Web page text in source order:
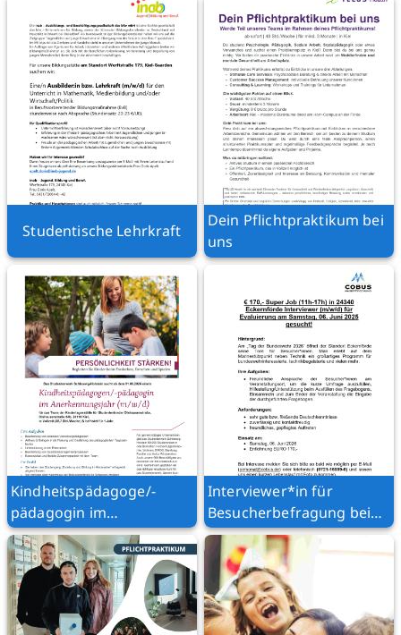
Studentische Lehrkraft
Dein Pflichtpraktikum bei
uns
Kindheitspädagoge/-
pädagogin im
Anerkennungsjahr
(m/w/d)
Interviewer*in für
Besucherbefragung beim
Tag der Bundeswehr in
Eckernförde